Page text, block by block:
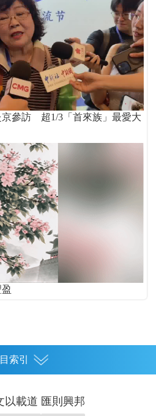
京參訪 超1/3「首來族」最愛大
索引
以載道 匯則興邦